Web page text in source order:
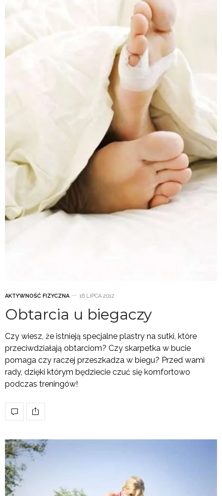
AKTYWNOŚĆ FIZYCZNA 16 LIPCA 2012
Obtarcia u biegaczy
Czy wiesz, że istnieją specjalne plastry na sutki, które
przeciwdziałają obtarciom? Czy skarpetka w bucie
pomaga czy raczej przeszkadza w biegu? Przed wami
rady, dzięki którym będziecie czuć się komfortowo
podczas treningów!